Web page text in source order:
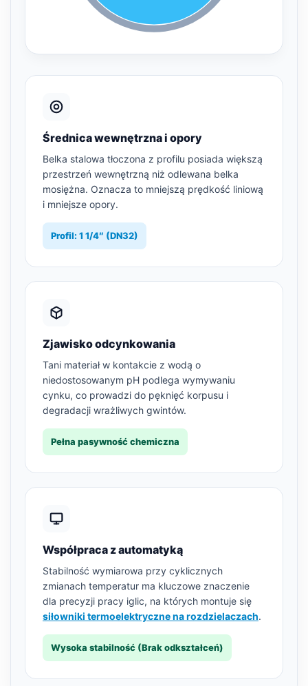
Średnica wewnętrzna i opory
Belka stalowa tłoczona z profilu posiada większą
przestrzeń wewnętrzną niż odlewana belka
mosiężna. Oznacza to mniejszą prędkość liniową
i mniejsze opory.
Profil: 1 1/4″ (DN32)
Zjawisko odcynkowania
Tani materiał w kontakcie z wodą o
niedostosowanym pH podlega wymywaniu
cynku, co prowadzi do pęknięć korpusu i
degradacji wrażliwych gwintów.
Pełna pasywność chemiczna
Współpraca z automatyką
Stabilność wymiarowa przy cyklicznych
zmianach temperatur ma kluczowe znaczenie
dla precyzji pracy iglic, na których montuje się
siłowniki termoelektryczne na rozdzielaczach.
Wysoka stabilność (Brak odkształceń)